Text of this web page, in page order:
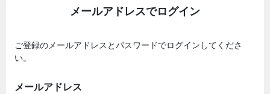
メールアドレスでログイン
ご登録のメールアドレスとパスワードでログインしてくださ
い。
メールアドレス